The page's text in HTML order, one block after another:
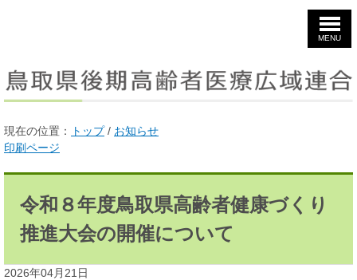
MENU
現在の位置： トップ/ お知らせ
印刷ページ
令和８年度鳥取県高齢者健康づくり
推進大会の開催について
2026年04月21日